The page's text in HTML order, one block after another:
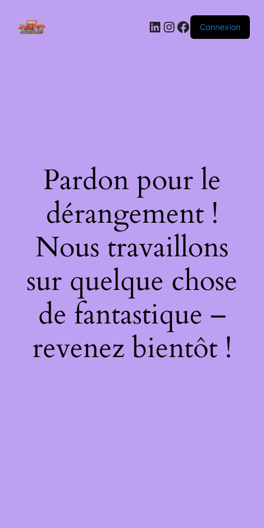
LinkedIn
Instagram
Facebook
Connexion
Pardon pour le
dérangement !
Nous travaillons
sur quelque chose
de fantastique –
revenez bientôt !